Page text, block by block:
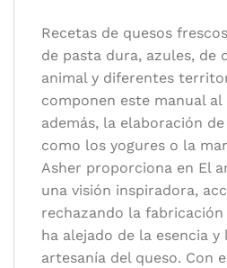
Idioma:Español
Recetas de quesos
de pasta dura, azules, de
animal y diferentes
componen este manual al
además, la elaboración
como los yogures o la
Asher proporciona en El
una visión inspiradora,
rechazando la
ha alejado de la esencia
artesanía del queso. Con